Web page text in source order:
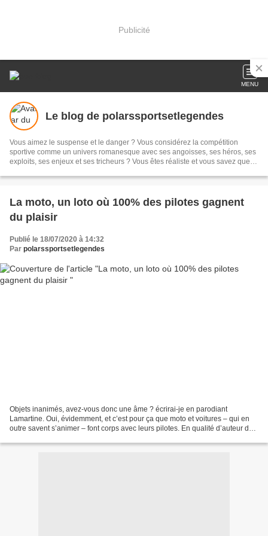
Publicité
MENU
Le blog de polarssportsetlegendes
Vous aimez le suspense et le danger ? Vous considérez la compétition
sportive comme un univers romanesque avec ses angoisses, ses héros, ses
exploits, ses enjeux et ses tricheurs ? Vous êtes réaliste et vous savez que
Vous savourez goulument la bonne cuisine, les jeux de mots, la musique
sont faits pour vous !
La moto, un loto où 100% des pilotes gagnent
du plaisir
Publié le 18/07/2020 à 14:32
Par polarssportsetlegendes
Objets inanimés, avez-vous donc une âme ? écrirai-je en parodiant
Lamartine. Oui, évidemment, et c’est pour ça que moto et voitures – qui en
outre savent s’animer – font corps avec leurs pilotes. En qualité d’auteur de